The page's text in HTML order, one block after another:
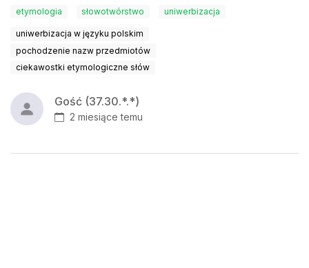
etymologia słowotwórstwo uniwerbizacja
uniwerbizacja w języku polskim
pochodzenie nazw przedmiotów
ciekawostki etymologiczne słów
Gość (37.30.*.*)
2 miesiące temu